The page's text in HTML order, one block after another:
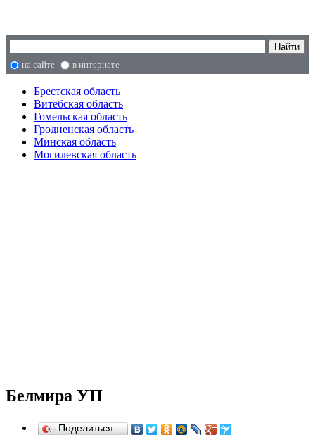
на сайте в интернете
Брестская область
Витебская область
Гомельская область
Гродненская область
Минская область
Могилевская область
Белмира УП
Поделиться…